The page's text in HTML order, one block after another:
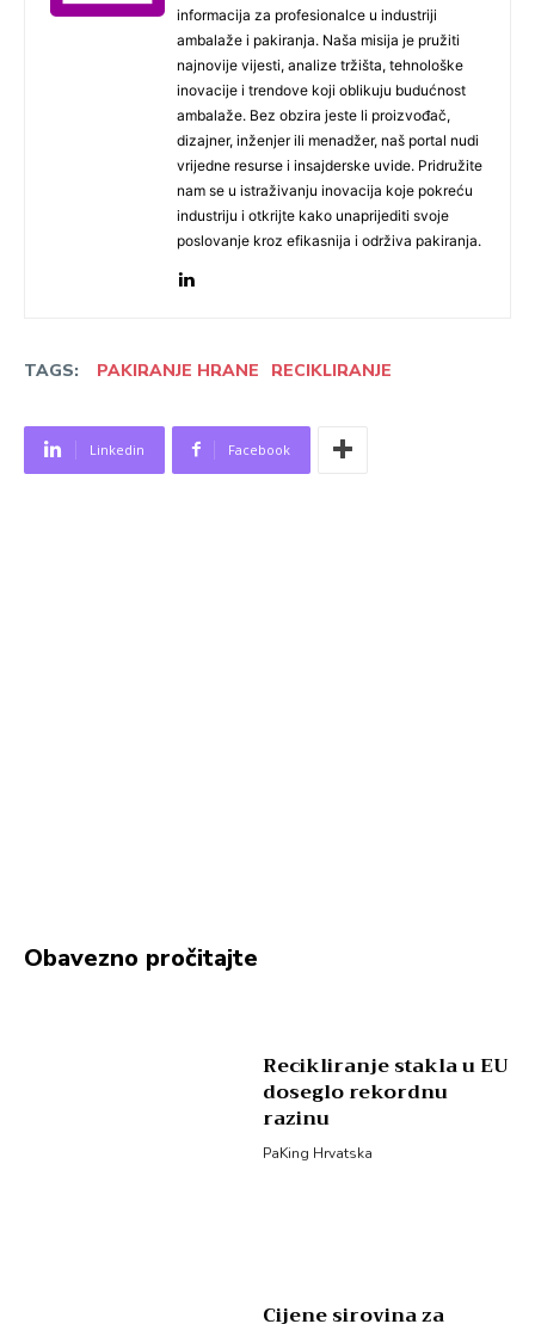
informacija za profesionalce u industriji
ambalaže i pakiranja. Naša misija je pružiti
najnovije vijesti, analize tržišta, tehnološke
inovacije i trendove koji oblikuju budućnost
ambalaže. Bez obzira jeste li proizvođač,
dizajner, inženjer ili menadžer, naš portal nudi
vrijedne resurse i insajderske uvide. Pridružite
nam se u istraživanju inovacija koje pokreću
industriju i otkrijte kako unaprijediti svoje
poslovanje kroz efikasnija i održiva pakiranja.
TAGS: PAKIRANJE HRANE RECIKLIRANJE
Linkedin Facebook
Obavezno pročitajte
Recikliranje stakla u EU
doseglo rekordnu
razinu
PaKing Hrvatska
Cijene sirovina za